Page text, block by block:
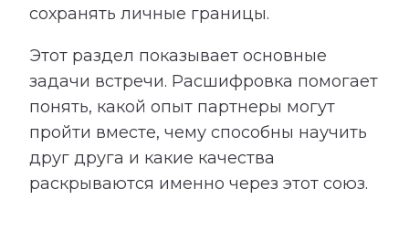
сохранять личные границы.
Этот раздел показывает основные
задачи встречи. Расшифровка помогает
понять, какой опыт партнеры могут
пройти вместе, чему способны научить
друг друга и какие качества
раскрываются именно через этот союз.